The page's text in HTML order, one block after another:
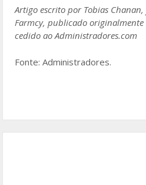
Artigo escrito por Tobias
Farmcy, publicado
cedido ao Administradores.com
Fonte: Administradores.